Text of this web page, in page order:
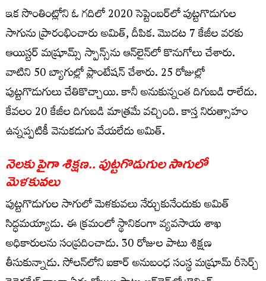
ఇక సొంతింట్లోని ఓ గ‌దిలో 2020 సెప్టెంబ‌ర్‌లో పుట్ట‌గొడుగుల
సాగును ప్రారంభించారు అమిత్, దీపిక‌. మొద‌ట 7 కేజీల వ‌ర‌కు
ఆయిస్ట‌ర్ మ‌ష్రూమ్స్ స్పాన్స్‌ను ఆన్‌లైన్‌లో కొనుగోలు చేశారు.
వాటిని 50 బ్యాగుల్లో ప్లాంటేష‌న్ చేశారు. 25 రోజుల్లో
పుట్ట‌గొడుగులు చేతికొచ్చాయి. కానీ అనుకున్నంత దిగుబ‌డి రాలేదు.
కేవ‌లం 20 కేజీల దిగుబ‌డి మాత్ర‌మే వ‌చ్చింది. కాస్త నిరుత్సాహం
ఉన్న‌ప్ప‌టికీ వెనుక‌డుగు వేయ‌లేదు అమిత్.
నెల‌కు పైగా శిక్ష‌ణ‌.. పుట్ట‌గొడుగుల సాగులో
మెళ‌కువ‌లు
పుట్ట‌గొడుగుల సాగులో మెళ‌కువ‌లు నేర్చుకునేందుకు అమిత్
సిద్ధ‌మ‌య్యాడు. ఈ క్ర‌మంలో స్థానికంగా వ్య‌వ‌సాయ శాఖ
అధికారుల‌ను సంప్ర‌దించాడు. 30 రోజుల పాటు శిక్ష‌ణ
తీసుకున్నాడు. సోల‌న్‌లోని ఐకార్ అనుబంధ సంస్థ మ‌ష్రూమ్ రీసెర్చ్